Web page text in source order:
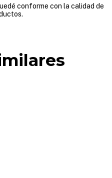
conforme con la calidad de